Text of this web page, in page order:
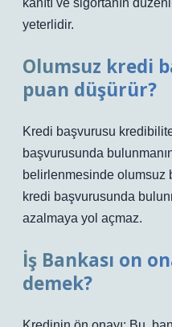
kanıtı ve sigortanın
yeterlidir.
Olumsuz kredi
puan düşürür?
Kredi başvurusu
başvurusunda
belirlenmesinde olumsuz
kredi başvurusunda
azalmaya yol açmaz.
İş Bankası on
demek?